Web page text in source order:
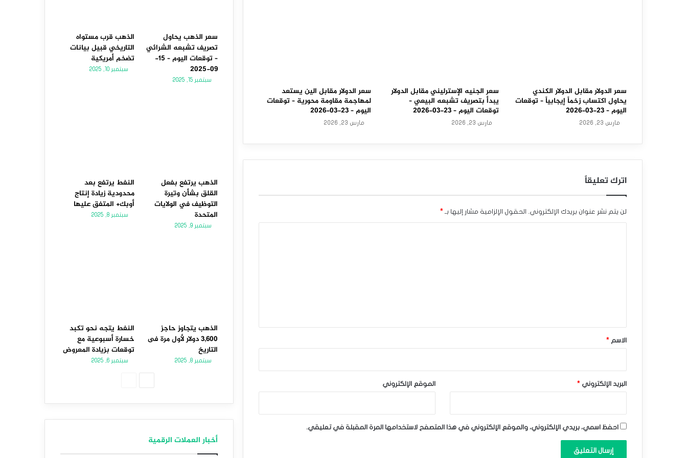
ح
و
ا
ل
ي
3
%
ر
م
ر
ر
ا
ل
د
سعر الدولار مقابل الدولار الكندي
يحاول اكتساب زخماً إيجابياً – توقعات
اليوم – 23-03-2026
مارس 23, 2026
سعر الجنيه الإسترليني مقابل الدولار
يبدأ بتصريف تشبعه البيعي –
توقعات اليوم – 23-03-2026
مارس 23, 2026
سعر الدولار مقابل الين يستعد
لمهاجمة مقاومة محورية – توقعات
اليوم – 23-03-2026
مارس 23, 2026
اترك تعليقاً
لن يتم نشر عنوان بريدك الإلكتروني. الحقول الإلزامية مشار إليها بـ *
*الاسم *
البريد الإلكتروني * الموقع الإلكتروني
احفظ اسمي، بريدي الإلكتروني، والموقع الإلكتروني في هذا المتصفح لاستخدامها المرة المقبلة في تعليقي.
سعر الذهب يحاول
تصريف تشبعه الشرائي
– توقعات اليوم – 15-
09-2025
سبتمبر 15, 2025
الذهب قرب مستواه
التاريخي قبيل بيانات
تضخم أمريكية
سبتمبر 10, 2025
الذهب يرتفع بفعل
القلق بشأن وتيرة
التوظيف في الولايات
المتحدة
سبتمبر 9, 2025
النفط يرتفع بعد
محدودية زيادة إنتاج
أوبك+ المتفق عليها
سبتمبر 8, 2025
الذهب يتجاوز حاجز
3,600 دولار لأول مرة فى
التاريخ
سبتمبر 8, 2025
النفط يتجه نحو تكبد
خسارة أسبوعية مع
توقعات بزيادة المعروض
سبتمبر 6, 2025
أخبار العملات الرقمية